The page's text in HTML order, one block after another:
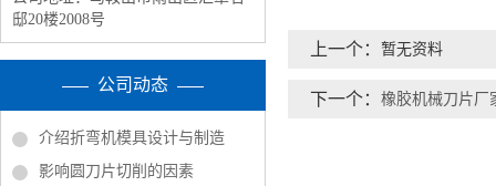
邸20楼2008号
公司动态
介绍折弯机模具设计与制造
影响圆刀片切削的因素
上一个： 暂无资料
下一个： 橡胶机械刀片厂